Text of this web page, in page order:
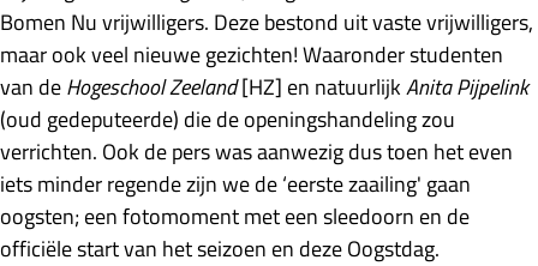
Bomen Nu vrijwilligers. Deze bestond uit vaste vrijwilligers,
maar ook veel nieuwe gezichten! Waaronder studenten
van deHogeschool Zeeland[HZ] en natuurlijkAnita Pijpelink
(oud gedeputeerde) die de openingshandeling zou
verrichten. Ook de pers was aanwezig dus toen het even
iets minder regende zijn we de ‘eerste zaailing' gaan
oogsten; een fotomoment met een sleedoorn en de
officiële start van het seizoen en deze Oogstdag.